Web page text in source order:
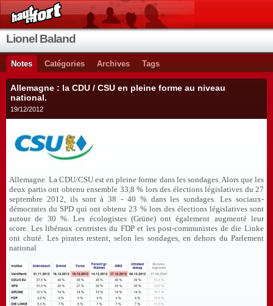
Lionel Baland
Notes Catégories Archives Tags
Allemagne : la CDU / CSU en pleine forme au niveau
national.
19/12/2012
Allemagne. La CDU/CSU est en pleine forme dans les sondages. Alors que les
deux partis ont obtenu ensemble 33,8 % lors des élections législatives du 27
septembre 2012, ils sont à 38 - 40 % dans les sondages. Les sociaux-
démocrates du SPD qui ont obtenu 23 % lors des élections législatives sont
autour de 30 %. Les écologistes (Grüne) ont également augmenté leur
score. Les libéraux centristes du FDP et les post-communistes de die Linke
ont chuté. Les pirates restent, selon les sondages, en dehors du Parlement
national